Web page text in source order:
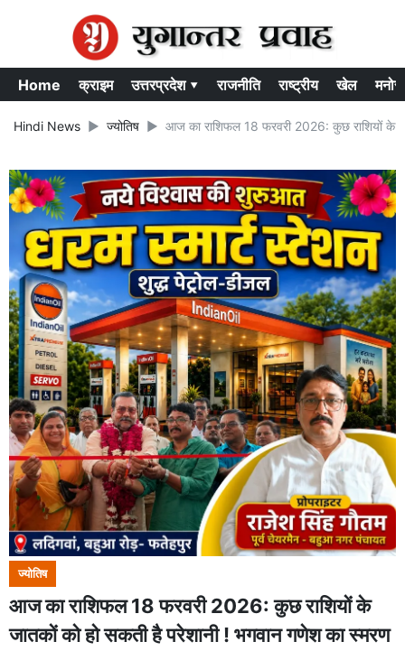
Home क्राइम उत्तरप्रदेश ▾ राजनीति राष्ट्रीय खेल
Hindi News ज्योतिष आज का राशिफल 18 फरवरी 2026: कुछ राशियों के
ज्योतिष
आज का राशिफल 18 फरवरी 2026: कुछ राशियों के
जातकों को हो सकती है परेशानी ! भगवान गणेश का स्मरण